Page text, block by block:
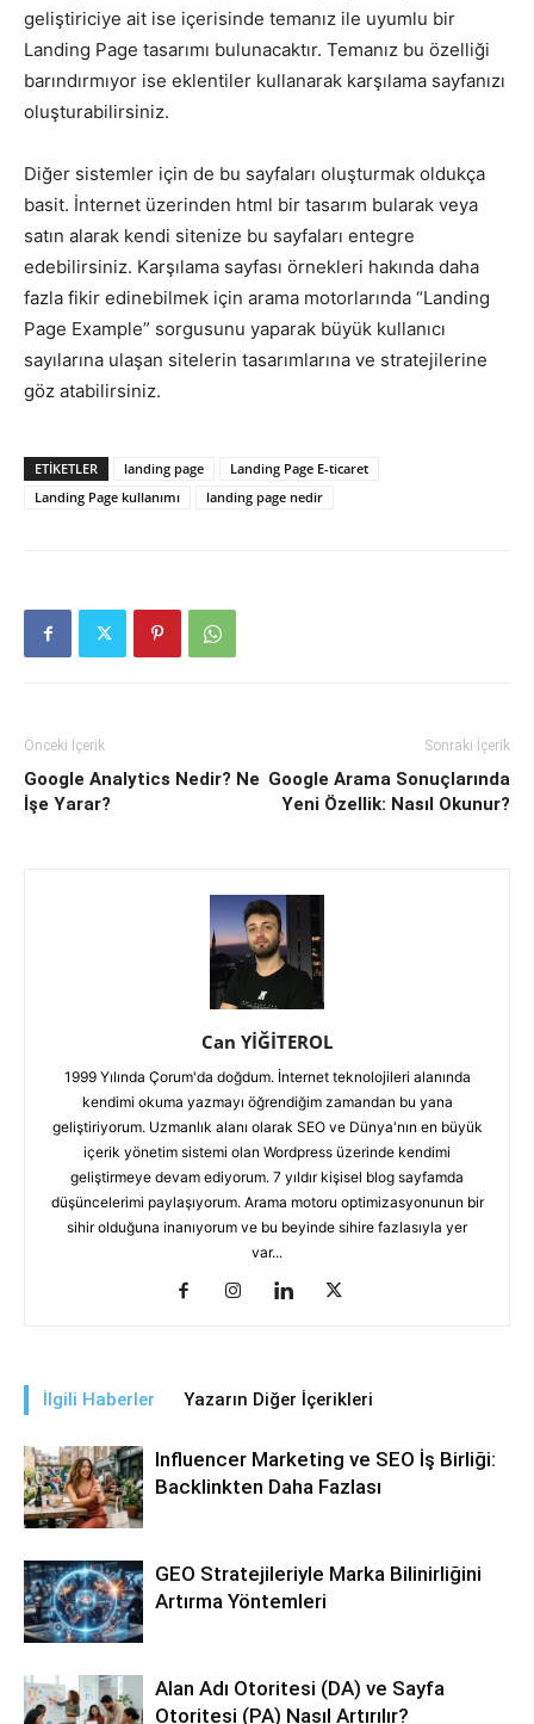
geliştiriciye ait ise içerisinde temanız ile uyumlu bir
Landing Page tasarımı bulunacaktır. Temanız bu özelliği
barındırmıyor ise eklentiler kullanarak karşılama sayfanızı
oluşturabilirsiniz.
Diğer sistemler için de bu sayfaları oluşturmak oldukça
basit. İnternet üzerinden html bir tasarım bularak veya
satın alarak kendi sitenize bu sayfaları entegre
edebilirsiniz. Karşılama sayfası örnekleri hakında daha
fazla fikir edinebilmek için arama motorlarında “Landing
Page Example” sorgusunu yaparak büyük kullanıcı
sayılarına ulaşan sitelerin tasarımlarına ve stratejilerine
göz atabilirsiniz.
ETIKETLER landing page
Landing Page E-ticaret
Landing Page kullanımı
landing page nedir
Önceki İçerik
Google Analytics Nedir? Ne
İşe Yarar?
Sonraki İçerik
Google Arama Sonuçlarında
Yeni Özellik: Nasıl Okunur?
Can YİĞİTEROL
1999 Yılında Çorum'da doğdum. İnternet teknolojileri alanında
kendimi okuma yazmayı öğrendiğim zamandan bu yana
geliştiriyorum. Uzmanlık alanı olarak SEO ve Dünya'nın en büyük
içerik yönetim sistemi olan Wordpress üzerinde kendimi
geliştirmeye devam ediyorum. 7 yıldır kişisel blog sayfamda
düşüncelerimi paylaşıyorum. Arama motoru optimizasyonunun bir
sihir olduğuna inanıyorum ve bu beyinde sihire fazlasıyla yer
var...
İlgili Haberler Yazarın Diğer İçerikleri
Influencer Marketing ve SEO İş Birliği:
Backlinkten Daha Fazlası
GEO Stratejileriyle Marka Bilinirliğini
Artırma Yöntemleri
Alan Adı Otoritesi (DA) ve Sayfa
Otoritesi (PA) Nasıl Artırılır?